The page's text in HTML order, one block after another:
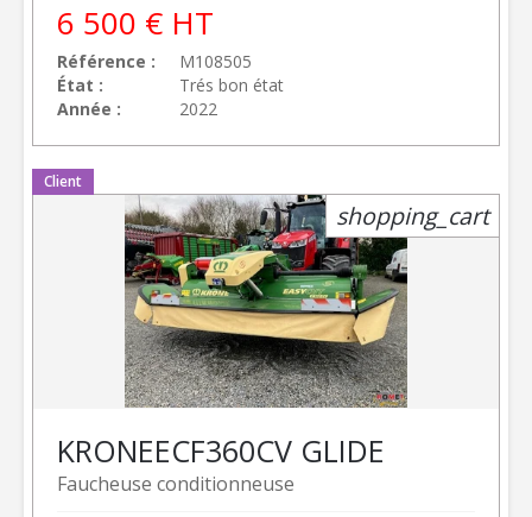
Référence
M108505
État
Trés bon état
Année
2022
6 500 € HT
Client
Faucheuse conditionneuse
KRONEECF360CV GLIDE
shopping_cart